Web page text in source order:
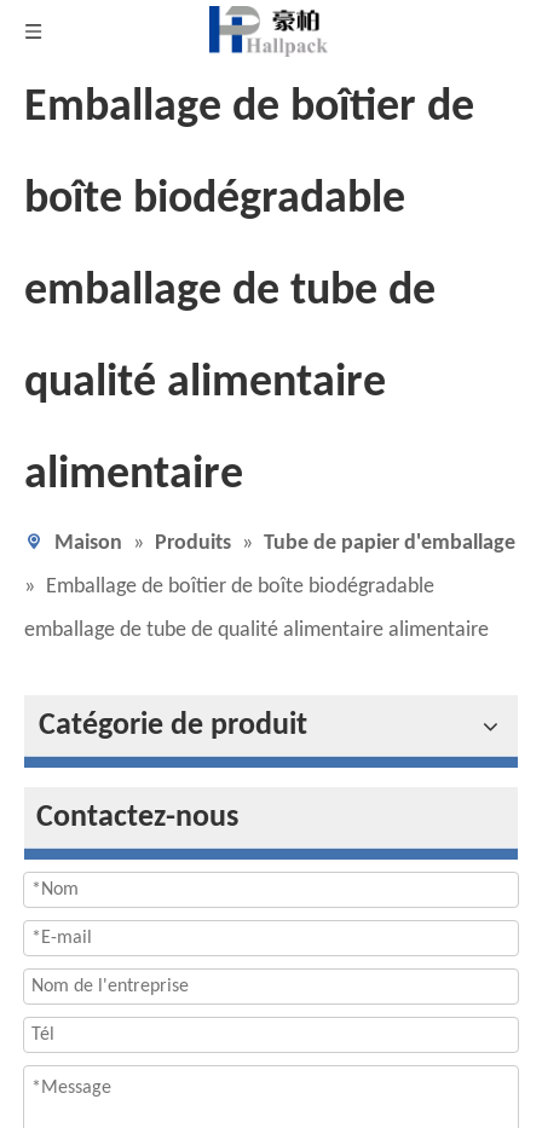
Emballage de boîtier de
boîte biodégradable
emballage de tube de
qualité alimentaire
alimentaire
Maison » Produits » Tube de papier d'emballage
» Emballage de boîtier de boîte biodégradable
emballage de tube de qualité alimentaire alimentaire
Catégorie de produit
Contactez-nous